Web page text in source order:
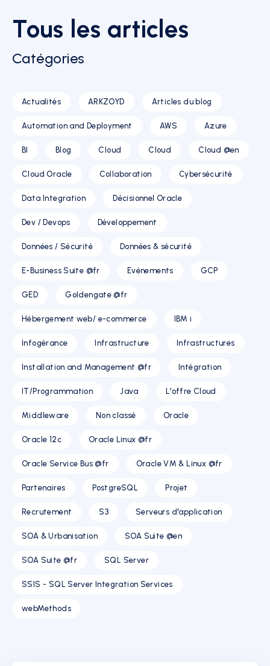
Tous les articles
Catégories
Actualités ARKZOYD Articles du blog
Automation and Deployment AWS Azure
BI Blog Cloud Cloud Cloud @en
Cloud Oracle Collaboration Cybersécurité
Data Integration Décisionnel Oracle
Dev / Devops Développement
Données / Sécurité Données & sécurité
E-Business Suite @fr Evénements GCP
GED Goldengate @fr
Hébergement web/ e-commerce IBM i
Infogérance Infrastructure Infrastructures
Installation and Management @fr Intégration
IT/Programmation Java L'offre Cloud
Middleware Non classé Oracle
Oracle 12c Oracle Linux @fr
Oracle Service Bus @fr Oracle VM & Linux @fr
Partenaires PostgreSQL Projet
Recrutement S3 Serveurs d'application
SOA & Urbanisation SOA Suite @en
SOA Suite @fr SQL Server
SSIS - SQL Server Integration Services
webMethods